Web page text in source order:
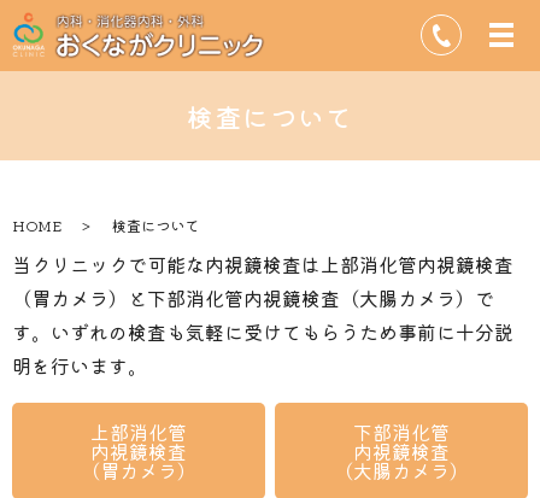
検査について
HOME 検査について
当クリニックで可能な内視鏡検査は上部消化管内視鏡検査
（胃カメラ）と下部消化管内視鏡検査（大腸カメラ）で
す。 いずれの検査も気軽に受けてもらうため事前に十分説
明を行います。
上部消化管
内視鏡検査
（胃カメラ）
下部消化管
内視鏡検査
（大腸カメラ）